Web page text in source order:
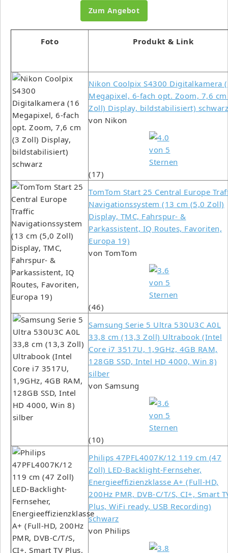
Zum Angebot
Foto Produkt & Link
Nikon Coolpix S4300 Digitalkamera
Megapixel, 6-fach opt. Zoom, 7,6
Zoll) Display, bildstabilisiert) schwarz
von Nikon
(17)
TomTom Start 25 Central Europe
Navigationssystem (13 cm (5,0 Zoll)
Display, TMC, Fahrspur- &
Parkassistent, IQ Routes, Favoriten,
Europa 19)
von TomTom
(46)
Samsung Serie 5 Ultra 530U3C A0L
33,8 cm (13,3 Zoll) Ultrabook (Intel
Core i7 3517U, 1,9GHz, 4GB RAM,
128GB SSD, Intel HD 4000, Win 8)
silber
von Samsung
(10)
Philips 47PFL4007K/12 119 cm (47
Zoll) LED-Backlight-Fernseher,
Energieeffizienzklasse A+ (Full-HD,
200Hz PMR, DVB-C/T/S, CI+, Smart
Plus, WiFi ready, USB Recording)
schwarz
von Philips